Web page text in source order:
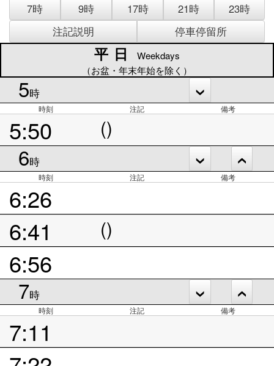
7時 9時 17時 21時
23時
注記説明
停車停留所
平日
Weekdays
（お盆・年末年始を除く）
5時
時刻 注記 備考
5:50 ()
6時
時刻 注記 備考
6:26
6:41
()
6:56
7時
時刻 注記 備考
7:11